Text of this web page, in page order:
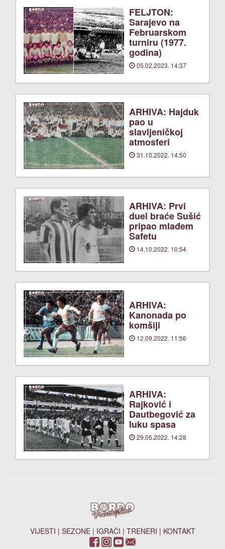
FELJTON:
Sarajevo na
Februarskom
turniru (1977.
godina)
05.02.2023. 14:37
ARHIVA: Hajduk
pao u
slavljeničkoj
atmosferi
31.10.2022. 14:50
ARHIVA: Prvi
duel braće Sušić
pripao mlađem
Safetu
14.10.2022. 10:54
ARHIVA:
Kanonada po
komšiji
12.09.2022. 11:56
ARHIVA:
Rajković i
Dautbegović za
luku spasa
29.05.2022. 14:28
VIJESTI | SEZONE| IGRAČI | TRENERI | KONTAKT